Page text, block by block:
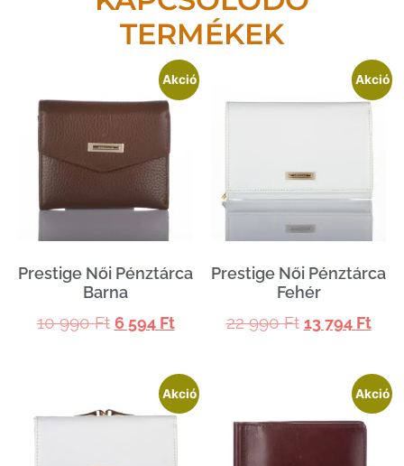
TERMÉKEK
Akció
Prestige Női Pénztárca
Barna
10 990Ft 6 594 Ft
Akció
Prestige Női Pénztárca
Fehér
22 990Ft 13 794 Ft
Akció Akció